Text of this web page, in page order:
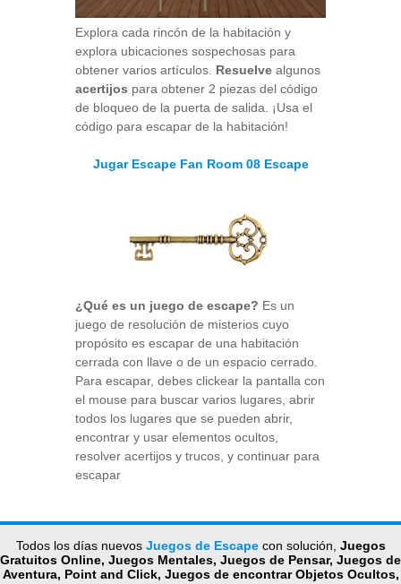
Explora cada rincón de la habitación y
explora ubicaciones sospechosas para
obtener varios artículos. Resuelve algunos
acertijos para obtener 2 piezas del código
de bloqueo de la puerta de salida. ¡Usa el
código para escapar de la habitación!
Jugar Escape Fan Room 08 Escape
¿Qué es un juego de escape? Es un
juego de resolución de misterios cuyo
propósito es escapar de una habitación
cerrada con llave o de un espacio cerrado.
Para escapar, debes clickear la pantalla con
el mouse para buscar varios lugares, abrir
todos los lugares que se pueden abrir,
encontrar y usar elementos ocultos,
resolver acertijos y trucos, y continuar para
escapar
Todos los días nuevos Juegos de Escapecon solución, Juegos
Gratuitos Online, Juegos Mentales, Juegos de Pensar, Juegos de
Aventura, Point and Click, Juegos de encontrar Objetos Ocultos,